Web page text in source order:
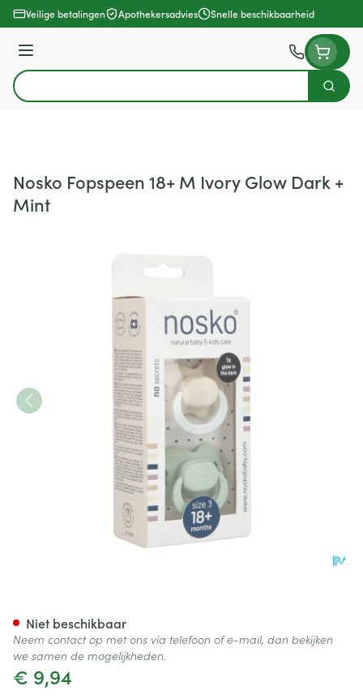
Ga naar de inhoud
Veilige betalingen Apothekersadvies Snelle beschikbaarheid
Menu
Product, merk, categorie...
Zoek
Nosko Fopspeen 18+ M Ivory Glow Dark +
Mint
€ 9,94
Niet beschikbaar
Neem contact op met ons via telefoon of e-mail, dan bekijken
we samen de mogelijkheden.